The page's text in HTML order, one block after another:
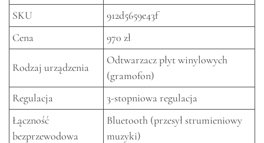
SKU
912d5659e43f
Cena
970 zł
Rodzaj urządzenia
Odtwarzacz płyt winylowych
(gramofon)
Regulacja
3-stopniowa regulacja
Łączność
bezprzewodowa
Bluetooth (przesył strumieniowy
muzyki)